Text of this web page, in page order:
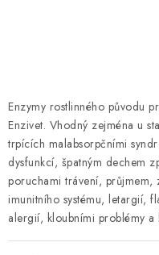
Podmínky ochrany
Enzymy rostlinného původu
Enzivet. Vhodný zejména u
trpících malabsorpčními
dysfunkcí, špatným dechem
poruchami trávení, průjmem,
imunitního systému, letargií,
alergií, kloubními problémy a